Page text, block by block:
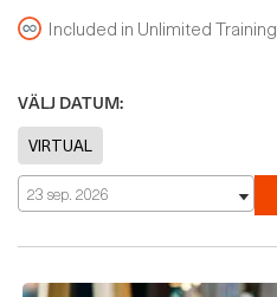
Included in Unlimited Training
VÄLJ DATUM:
23 sep. 2026